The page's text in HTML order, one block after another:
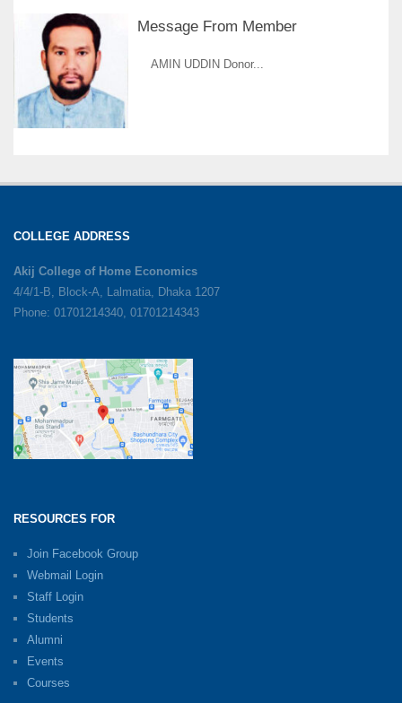
Message From Member
AMIN UDDIN Donor...
COLLEGE ADDRESS
Akij College of Home Economics
4/4/1-B, Block-A, Lalmatia, Dhaka 1207
Phone: 01701214340, 01701214343
RESOURCES FOR
Join Facebook Group
Webmail Login
Staff Login
Students
Alumni
Events
Courses